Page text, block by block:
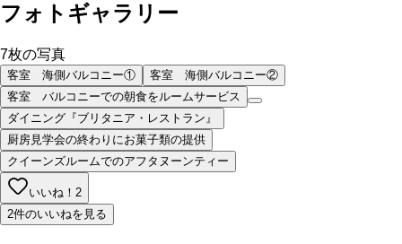
フォトギャラリー
7枚の写真
客室 海側バルコニー①
客室 海側バルコニー②
客室 バルコニーでの朝食をルームサービス
ダイニング『ブリタニア・レストラン』
厨房見学会の終わりにお菓子類の提供
クイーンズルームでのアフタヌーンティー
いいね！ 2
2件のいいねを見る